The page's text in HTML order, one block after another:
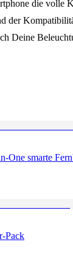
die volle
der
Deine
One smarte
Pack